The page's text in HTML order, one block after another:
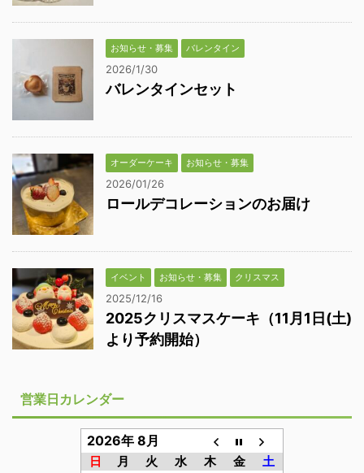
お知らせ・募集 バレンタイン
2026/1/30
バレンタインセット
オーダーケーキ お知らせ・募集
2026/01/26
ロールデコレーションのお届け
イベント お知らせ・募集 クリスマス
2025/12/16
2025クリスマスケーキ（11月1日(土)
より予約開始）
営業日カレンダー
2026年 8月
日 月 火 水 木 金 土